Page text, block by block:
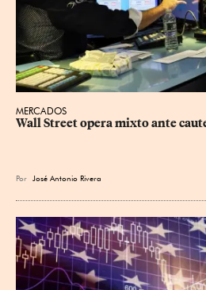
MERCADOS
Wall Street opera mixto ante
Por José Antonio Rivera